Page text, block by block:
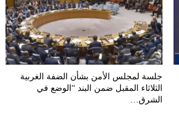
جلسة لمجلس الأمن بشأن الضفة الغربية
الثلاثاء المقبل ضمن البند “الوضع في
الشرق…